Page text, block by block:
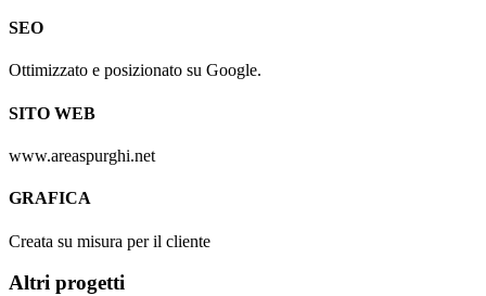
SEO
Ottimizzato e posizionato su Google.
SITO WEB
www.areaspurghi.net
GRAFICA
Creata su misura per il cliente
Altri progetti